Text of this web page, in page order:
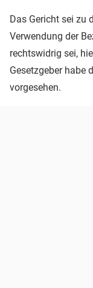
Das Gericht sei zu
Verwendung der
rechtswidrig sei,
Gesetzgeber habe
vorgesehen.